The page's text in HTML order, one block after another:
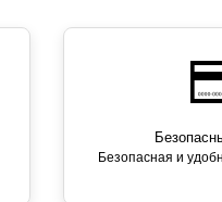
Безопасная и